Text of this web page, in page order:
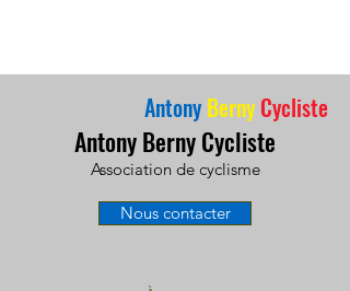
Antony Berny Cycliste
Antony Berny Cycliste
Association de cyclisme
Nous contacter